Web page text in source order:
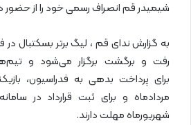
شیمیدر قم انصراف رسمی خود را از حضور
رفت‌ و برگشت برگزار می‌شود و
برای پرداخت بدهی به فدراسیون،
مردادماه و برای ثبت قرارداد در
شهریورماه مهلت دارند.